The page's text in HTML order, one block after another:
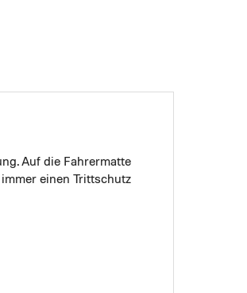
Auf die Fahrermatte
einen Trittschutz